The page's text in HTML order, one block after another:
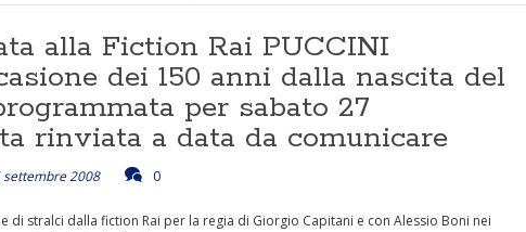
alla Fiction Rai PUCCINI
dei 150 anni dalla nascita del
per sabato 27
rinviata a data da comunicare
settembre 2008 0
di stralci dalla fiction Rai per la regia di Giorgio Capitani e con Alessio Boni nei